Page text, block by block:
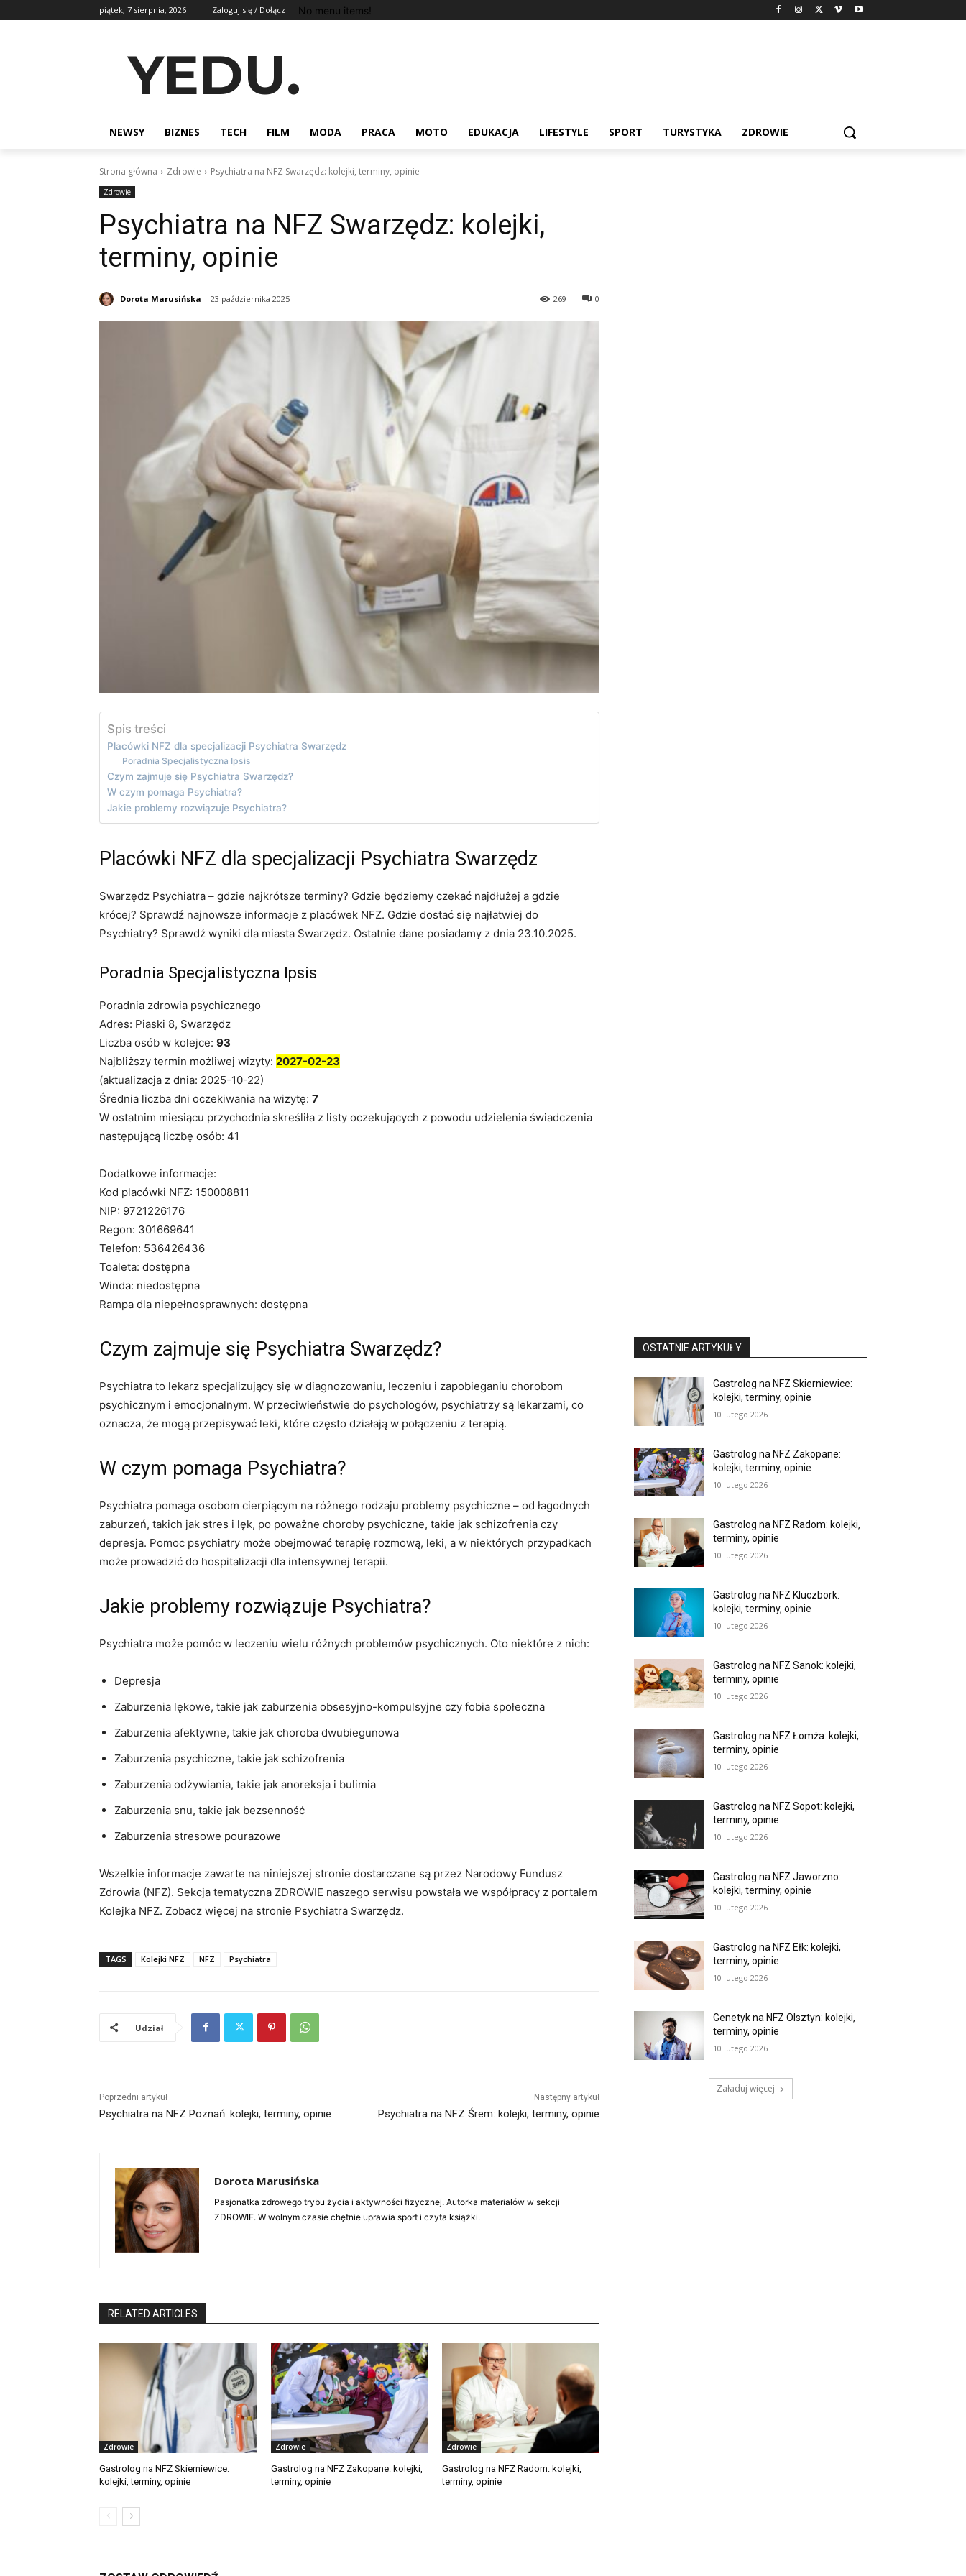
piątek, 7 sierpnia, 2026 Zaloguj się / Dołącz No menu items!
YEDU.
NEWSY BIZNES TECH FILM MODA PRACA MOTO EDUKACJA LIFESTYLE SPORT TURYSTYKA ZDROWIE
Strona główna Zdrowie Psychiatra na NFZ Swarzędz: kolejki, terminy, opinie
Zdrowie
Psychiatra na NFZ Swarzędz: kolejki,
terminy, opinie
Dorota Marusińska 23 października 2025 0
269
Spis treści
Placówki NFZ dla specjalizacji Psychiatra Swarzędz
Poradnia Specjalistyczna Ipsis
Czym zajmuje się Psychiatra Swarzędz?
W czym pomaga Psychiatra?
Jakie problemy rozwiązuje Psychiatra?
Placówki NFZ dla specjalizacji Psychiatra Swarzędz
Swarzędz Psychiatra – gdzie najkrótsze terminy? Gdzie będziemy czekać najdłużej a gdzie
krócej? Sprawdź najnowsze informacje z placówek NFZ. Gdzie dostać się najłatwiej do
Psychiatry? Sprawdź wyniki dla miasta Swarzędz. Ostatnie dane posiadamy z dnia 23.10.2025.
Poradnia Specjalistyczna Ipsis
Poradnia zdrowia psychicznego
Adres: Piaski 8, Swarzędz
Liczba osób w kolejce: 93
Najbliższy termin możliwej wizyty: 2027-02-23
(aktualizacja z dnia: 2025-10-22)
Średnia liczba dni oczekiwania na wizytę: 7
W ostatnim miesiącu przychodnia skreśliła z listy oczekujących z powodu udzielenia świadczenia
następującą liczbę osób: 41
Dodatkowe informacje:
Kod placówki NFZ: 150008811
NIP: 9721226176
Regon: 301669641
Telefon: 536426436
Toaleta: dostępna
Winda: niedostępna
Rampa dla niepełnosprawnych: dostępna
Czym zajmuje się Psychiatra Swarzędz?
Psychiatra to lekarz specjalizujący się w diagnozowaniu, leczeniu i zapobieganiu chorobom
psychicznym i emocjonalnym. W przeciwieństwie do psychologów, psychiatrzy są lekarzami, co
oznacza, że ​​mogą przepisywać leki, które często działają w połączeniu z terapią.
W czym pomaga Psychiatra?
Psychiatra pomaga osobom cierpiącym na różnego rodzaju problemy psychiczne – od łagodnych
zaburzeń, takich jak stres i lęk, po poważne choroby psychiczne, takie jak schizofrenia czy
depresja. Pomoc psychiatry może obejmować terapię rozmową, leki, a w niektórych przypadkach
może prowadzić do hospitalizacji dla intensywnej terapii.
Jakie problemy rozwiązuje Psychiatra?
Psychiatra może pomóc w leczeniu wielu różnych problemów psychicznych. Oto niektóre z nich:
Depresja
Zaburzenia lękowe, takie jak zaburzenia obsesyjno-kompulsyjne czy fobia społeczna
Zaburzenia afektywne, takie jak choroba dwubiegunowa
Zaburzenia psychiczne, takie jak schizofrenia
Zaburzenia odżywiania, takie jak anoreksja i bulimia
Zaburzenia snu, takie jak bezsenność
Zaburzenia stresowe pourazowe
Wszelkie informacje zawarte na niniejszej stronie dostarczane są przez Narodowy Fundusz
Zdrowia (NFZ). Sekcja tematyczna ZDROWIE naszego serwisu powstała we współpracy z portalem
Kolejka NFZ. Zobacz więcej na stronie Psychiatra Swarzędz.
TAGS Kolejki NFZ NFZ Psychiatra
Udział
Poprzedni artykuł
Psychiatra na NFZ Poznań: kolejki, terminy, opinie
Następny artykuł
Psychiatra na NFZ Śrem: kolejki, terminy, opinie
Dorota Marusińska
Pasjonatka zdrowego trybu życia i aktywności fizycznej. Autorka materiałów w sekcji
ZDROWIE. W wolnym czasie chętnie uprawia sport i czyta książki.
RELATED ARTICLES
Zdrowie
Gastrolog na NFZ Skierniewice:
kolejki, terminy, opinie
Zdrowie
Gastrolog na NFZ Zakopane: kolejki,
terminy, opinie
Zdrowie
Gastrolog na NFZ Radom: kolejki,
terminy, opinie
OSTATNIE ARTYKUŁY
Gastrolog na NFZ Skierniewice:
kolejki, terminy, opinie
10 lutego 2026
Gastrolog na NFZ Zakopane:
kolejki, terminy, opinie
10 lutego 2026
Gastrolog na NFZ Radom: kolejki,
terminy, opinie
10 lutego 2026
Gastrolog na NFZ Kluczbork:
kolejki, terminy, opinie
10 lutego 2026
Gastrolog na NFZ Sanok: kolejki,
terminy, opinie
10 lutego 2026
Gastrolog na NFZ Łomża: kolejki,
terminy, opinie
10 lutego 2026
Gastrolog na NFZ Sopot: kolejki,
terminy, opinie
10 lutego 2026
Gastrolog na NFZ Jaworzno:
kolejki, terminy, opinie
10 lutego 2026
Gastrolog na NFZ Ełk: kolejki,
terminy, opinie
10 lutego 2026
Genetyk na NFZ Olsztyn: kolejki,
terminy, opinie
10 lutego 2026
Załaduj więcej